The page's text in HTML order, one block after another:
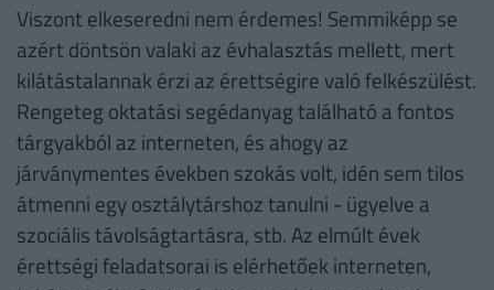
Viszont elkeseredni nem érdemes! Semmiképp se
azért döntsön valaki az évhalasztás mellett, mert
kilátástalannak érzi az érettségire való felkészülést.
Rengeteg oktatási segédanyag található a fontos
tárgyakból az interneten, és ahogy az
járványmentes években szokás volt, idén sem tilos
átmenni egy osztálytárshoz tanulni - ügyelve a
szociális távolságtartásra, stb. Az elmúlt évek
érettségi feladatsorai is elérhetőek interneten,